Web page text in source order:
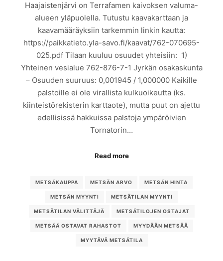
Haajaistenjärvi on Terrafamen kaivoksen valuma-
alueen yläpuolella. Tutustu kaavakarttaan ja
kaavamääräyksiin tarkemmin linkin kautta:
https://paikkatieto.yla-savo.fi/kaavat/762-070695-
025.pdf Tilaan kuuluu osuudet yhteisiin: 1)
Yhteinen vesialue 762-876-7-1 Jyrkän osakaskunta
– Osuuden suuruus: 0,001945 / 1,000000 Kaikille
palstoille ei ole virallista kulkuoikeutta (ks.
kiinteistörekisterin karttaote), mutta puut on ajettu
edellisissä hakkuissa palstoja ympäröivien
Tornatorin…
Read more
METSÄKAUPPA METSÄN ARVO METSÄN HINTA
METSÄN MYYNTI METSÄTILAN MYYNTI
METSÄTILAN VÄLITTÄJÄ METSÄTILOJEN OSTAJAT
METSÄÄ OSTAVAT RAHASTOT MYYDÄÄN METSÄÄ
MYYTÄVÄ METSÄTILA